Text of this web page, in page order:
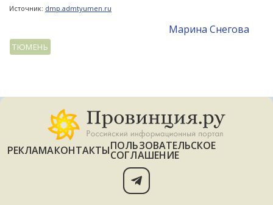
Источник: dmp.admtyumen.ru
Mарина Снегова
ТЮМЕНЬ
РЕКЛАМАКОНТАКТЫПОЛЬЗОВАТЕЛЬСКОЕ
СОГЛАШЕНИЕ